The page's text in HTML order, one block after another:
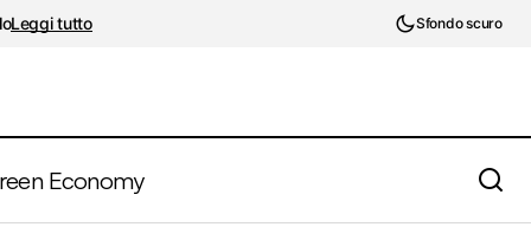
Leggi tutto Sfondo scuro
Economy